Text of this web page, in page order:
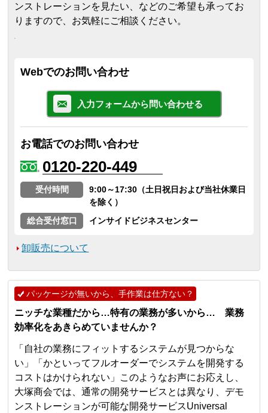
ンストレーションを見たい、などのご希望も承ってお
りますので、お気軽にご相談ください。
Webでのお問い合わせ
入力フォームから問い合わせる
お電話でのお問い合わせ
0120-220-449
受付時間
9:00～17:30（土日祝日および当社休業日
を除く）
総合受付窓口
インサイドビジネスセンター
卸販売について
パッケージが無いから、手作業は仕方ない？
ニッチな業種だから…特有の業務が多いから… 業務
効率化をあきらめていませんか？
「自社の業務にフィットするシステムが見つからな
い」「かといってフルオーダーでシステムを開発する
コストはかけられない」このようなお声にお応えし、
大塚商会では、通常の開発サービスとは異なり、デモ
ンストレーションが可能な開発サービスUniversal